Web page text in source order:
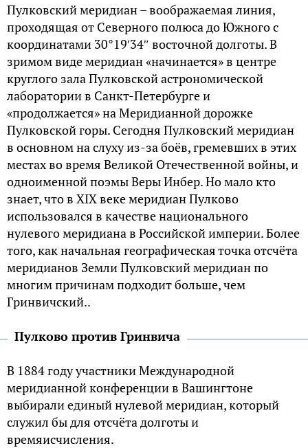
Пулковский меридиан – воображаемая линия,
проходящая от Северного полюса до Южного с
координатами 30°19′34″ восточной долготы. В
зримом виде меридиан «начинается» в центре
круглого зала Пулковской астрономической
лаборатории в Санкт-Петербурге и
«продолжается» на Меридианной дорожке
Пулковской горы. Сегодня Пулковский меридиан
в основном на слуху из-за боёв, гремевших в этих
местах во время Великой Отечественной войны, и
одноименной поэмы Веры Инбер. Но мало кто
знает, что в XIX веке меридиан Пулково
использовался в качестве национального
нулевого меридиана в Российской империи. Более
того, как начальная географическая точка отсчёта
меридианов Земли Пулковский меридиан по
многим причинам подходит больше, чем
Гринвичский..
Пулково против Гринвича
В 1884 году участники Международной
меридианной конференции в Вашингтоне
выбирали единый нулевой меридиан, который
служил бы для отсчёта долготы и
времяисчисления.